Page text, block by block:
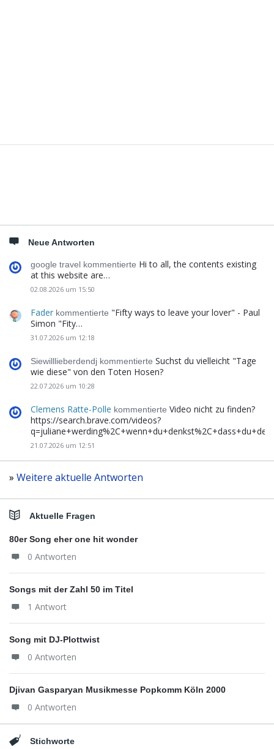
Neue Antworten
google travel kommentierte Hi to all, the contents existing
at this website are…
02.08.2026 um 15:50
Fader kommentierte "Fifty ways to leave your lover" - Paul
Simon "Fity…
31.07.2026 um 12:18
Siewilllieberdendj kommentierte Suchst du vielleicht "Tage
wie diese" von den Toten Hosen?
22.07.2026 um 10:28
Clemens Ratte-Polle kommentierte Video nicht zu finden?
https://search.brave.com/videos?
21.07.2026 um 12:51
» Weitere aktuelle Antworten
Aktuelle Fragen
80er Song eher one hit wonder
0 Antworten
Songs mit der Zahl 50 im Titel
1 Antwort
Song mit DJ-Plottwist
0 Antworten
Djivan Gasparyan Musikmesse Popkomm Köln 2000
0 Antworten
Stichworte